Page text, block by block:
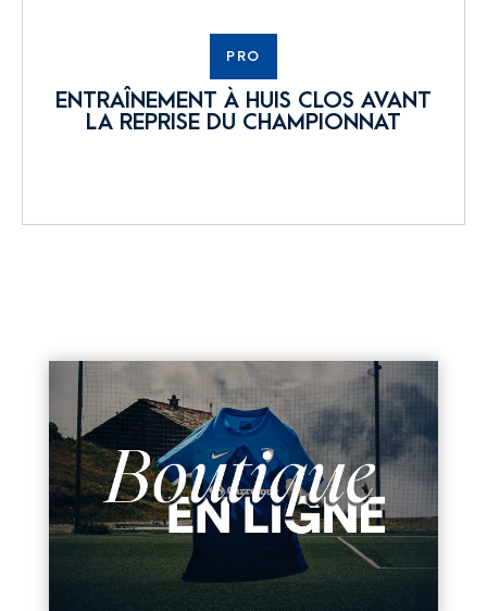
PRO
ENTRAÎNEMENT À HUIS CLOS AVANT
LA REPRISE DU CHAMPIONNAT